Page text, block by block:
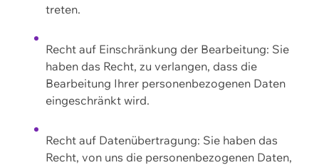
treten.
Recht auf Einschränkung der Bearbeitung: Sie
haben das Recht, zu verlangen, dass die
Bearbeitung Ihrer personenbezogenen Daten
eingeschränkt wird.
Recht auf Datenübertragung: Sie haben das
Recht, von uns die personenbezogenen Daten,